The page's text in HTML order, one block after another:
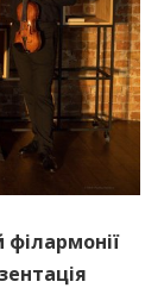
філармонії